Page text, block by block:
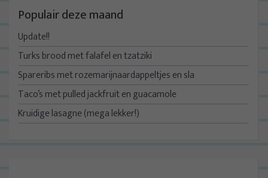
Populair deze maand
Update!!
Turks brood met falafel en tzatziki
Spareribs met rozemarijnaardappeltjes en sla
Taco’s met pulled jackfruit en guacamole
Kruidige lasagne (mega lekker!)